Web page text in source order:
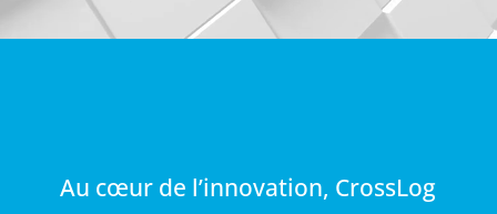
Au cœur de l’innovation, CrossLog